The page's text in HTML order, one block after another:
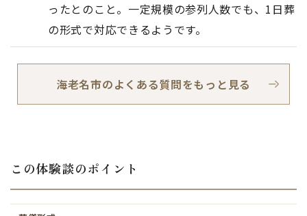
ったとのこと。一定規模の参列人数でも、1日葬
の形式で対応できるようです。
海老名市のよくある質問をもっと見る
この体験談のポイント